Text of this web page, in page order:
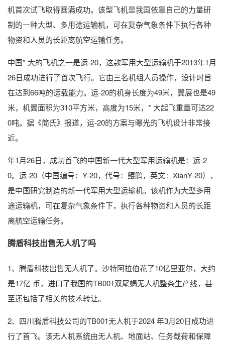
机首次试飞取得圆满成功。该型飞机是我国依靠自己的力量研
制的一种大型、多用途运输机，可在复杂气象条件下执行各种
物资和人员的长距离航空运输任务。
中国* 大的飞机之一是运-20，这款军用大型运输机于2013年1月
26日成功进行了首次飞行。它由三名机组人员操作，设计时旨
在达到66吨的运载能力。运-20的机身长度为49米，翼展也是49
米，机翼面积为310平方米，高度为15米，* 大起飞重量可达22
0吨。据《简氏》报道，运-20的方案与曝光的飞机设计非常接
近。
年1月26日，成功首飞的中国新一代大型军用运输机是：运-2
0。运-20（中国编号：Y-20，代号：鲲鹏，英文：XianY-20），
是中国研究制造的新一代军用大型运输机。该机作为大型多用
途运输机，可在复杂气象条件下，执行各种物资和人员的长距
离航空运输任务。
腾盾科技出售无人机了吗
1、腾盾科技出售无人机了。沙特阿拉伯花了10亿里亚尔，大约
是17亿 币，进口了我国的TB001双尾蝎无人机整条生产线，甚
至还包括了相关的技术转让。
2、四川腾盾科技公司的TB001无人机于2024 年3月20日成功进
行了首飞。该无人机系统由无人机、地面站、任务载荷和保障